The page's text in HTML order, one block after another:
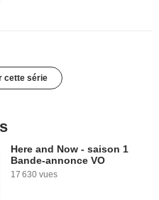
cette série
Here and Now - saison 1
Bande-annonce VO
17 630 vues